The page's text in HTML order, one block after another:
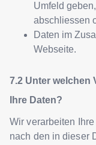
Umfeld
abschliessen
Daten im
Webseite.
Unter welchen
Ihre Daten?
Wir verarbeiten
nach den in dieser